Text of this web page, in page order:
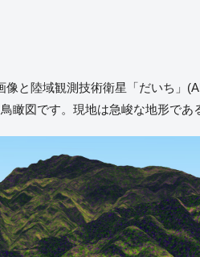
像と陸域観測技術衛星「だいち」
瞰図です。現地は急峻な地形であ